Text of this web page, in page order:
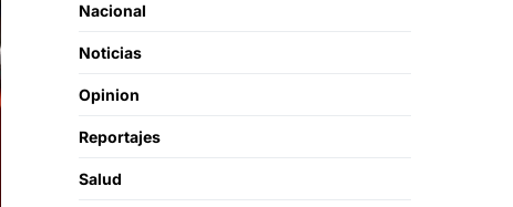
Nacional
Noticias
Opinion
Reportajes
Salud